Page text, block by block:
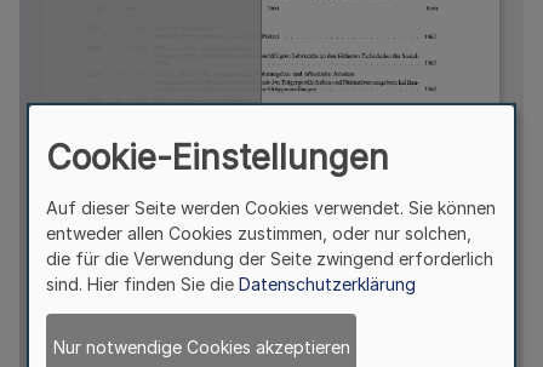
Cookie-Einstellungen
Auf dieser Seite werden Cookies verwendet. Sie können
entweder allen Cookies zustimmen, oder nur solchen,
die für die Verwendung der Seite zwingend erforderlich
sind. Hier finden Sie die Datenschutzerklärung
Nur notwendige Cookies akzeptieren